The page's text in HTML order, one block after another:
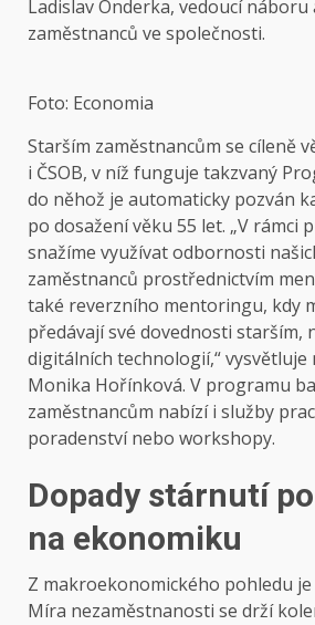
Ladislav Onderka, vedoucí
zaměstnanců ve společnosti.
Foto: Economia
Starším zaměstnancům se cíleně
i ČSOB, v níž funguje takzvaný
do něhož je automaticky pozván
po dosažení věku 55 let. „V rámci
snažíme využívat odbornosti
zaměstnanců prostřednictvím
také reverzního mentoringu, kdy
předávají své dovednosti starším,
digitálních technologií,“ vysvětluje
Monika Hořínková. V programu
zaměstnancům nabízí i služby
poradenství nebo workshopy.
Dopady stárnutí
na ekonomiku
Z makroekonomického pohledu
Míra nezaměstnanosti se drží